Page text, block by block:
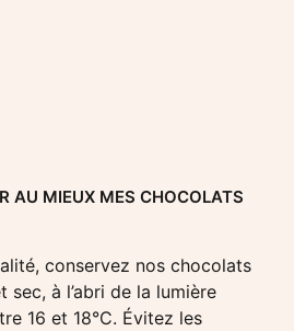
AU MIEUX MES CHOCOLATS
conservez nos chocolats
à l’abri de la lumière
16 et 18°C. Évitez les